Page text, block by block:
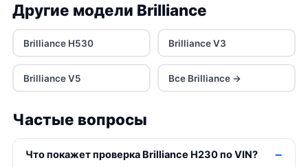
Другие модели Brilliance
Brilliance H530 Brilliance V3
Brilliance V5 Все Brilliance →
Частые вопросы
Что покажет проверка Brilliance H230 по VIN?